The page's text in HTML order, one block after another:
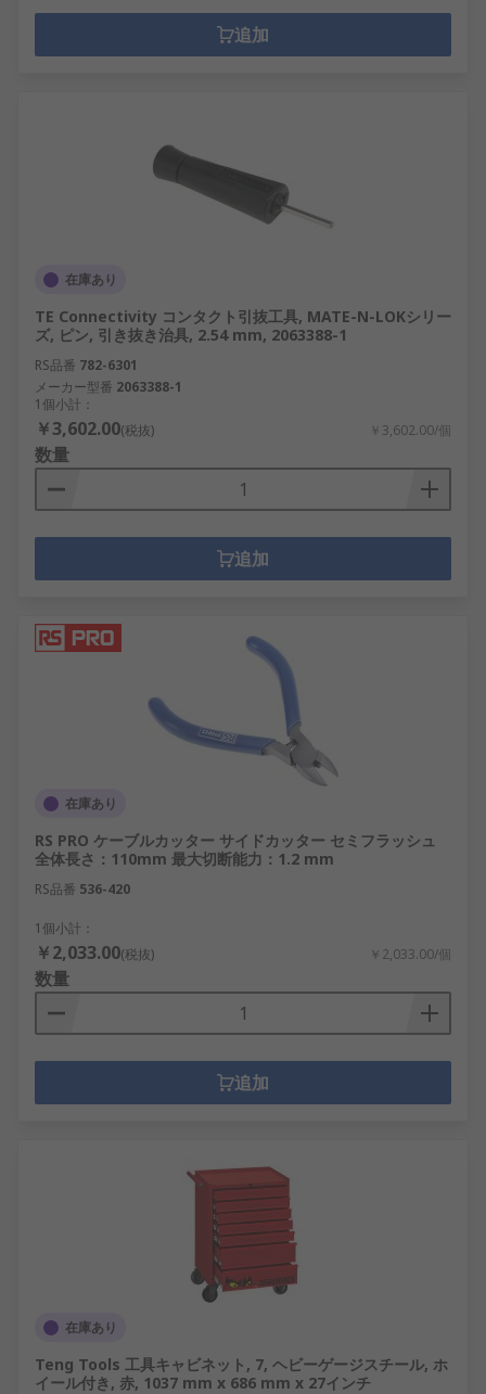
追加
在庫あり
TE Connectivity コンタクト引抜工具, MATE-N-LOKシリー
ズ, ピン, 引き抜き治具, 2.54 mm, 2063388-1
RS品番 782-6301
メーカー型番 2063388-1
1個小計：
￥3,602.00(税抜) ￥3,602.00/個
数量
追加
在庫あり
RS PRO ケーブルカッター サイドカッター セミフラッシュ
全体長さ：110mm 最大切断能力：1.2 mm
RS品番 536-420
1個小計：
￥2,033.00(税抜) ￥2,033.00/個
数量
追加
在庫あり
Teng Tools 工具キャビネット, 7, ヘビーゲージスチール, ホ
イール付き, 赤, 1037 mm x 686 mm x 27インチ